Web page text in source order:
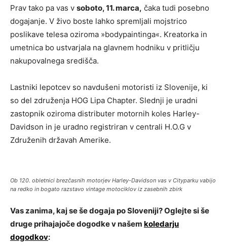
Prav tako pa vas v soboto, 11. marca, čaka tudi posebno
dogajanje. V živo boste lahko spremljali mojstrico
poslikave telesa oziroma »bodypaintinga«. Kreatorka in
umetnica bo ustvarjala na glavnem hodniku v pritličju
nakupovalnega središča.
Lastniki lepotcev so navdušeni motoristi iz Slovenije, ki
so del združenja HOG Lipa Chapter. Slednji je uradni
zastopnik oziroma distributer motornih koles Harley-
Davidson in je uradno registriran v centrali H.O.G v
Združenih državah Amerike.
Ob 120. obletnici brezčasnih motorjev Harley-Davidson vas v Cityparku vabijo
na redko in bogato razstavo vintage motociklov iz zasebnih zbirk
Vas zanima, kaj se še dogaja po Sloveniji? Oglejte si še
druge prihajajoče dogodke v našem koledarju
dogodkov: